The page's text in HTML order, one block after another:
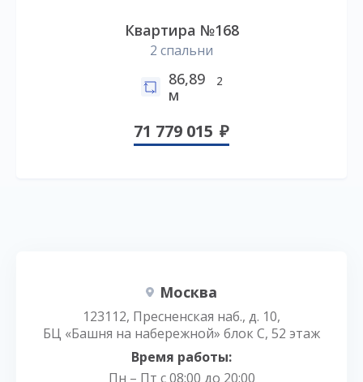
Квартира №168
2 спальни
86,89
м
2
71 779 015
Москва
123112, Пресненская наб., д. 10,
БЦ «Башня на набережной» блок С, 52 этаж
Время работы:
Пн – Пт с 08:00 до 20:00